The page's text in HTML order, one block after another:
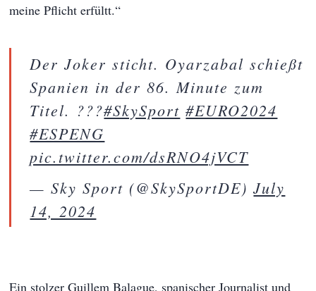
meine Pflicht erfültt.“
Der Joker sticht. Oyarzabal schießt
Spanien in der 86. Minute zum
Titel. ???#SkySport #EURO2024
#ESPENG
pic.twitter.com/dsRNO4jVCT
— Sky Sport (@SkySportDE)July
14, 2024
Ein stolzer Guillem Balague, spanischer Journalist und